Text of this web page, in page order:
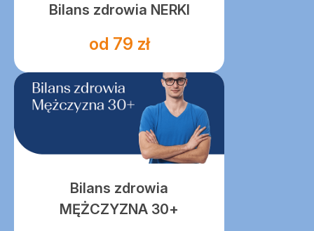
Bilans zdrowia NERKI
od 79 zł
Bilans zdrowia
MĘŻCZYZNA 30+